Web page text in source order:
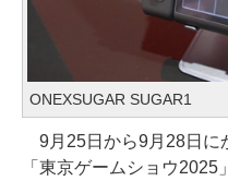
ONEXSUGAR SUGAR1
9月25日から9月28日に
「東京ゲームショウ